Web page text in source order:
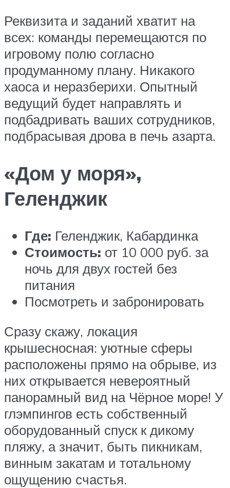
Реквизита и заданий хватит на
всех: команды перемещаются по
игровому полю согласно
продуманному плану. Никакого
хаоса и неразберихи. Опытный
ведущий будет направлять и
подбадривать ваших сотрудников,
подбрасывая дрова в печь азарта.
«Дом у моря»,
Геленджик
Где: Геленджик, Кабардинка
Стоимость: от 10 000 руб. за
ночь для двух гостей без
питания
Посмотреть и забронировать
Сразу скажу, локация
крышесносная: уютные сферы
расположены прямо на обрыве, из
них открывается невероятный
панорамный вид на Чёрное море! У
глэмпингов есть собственный
оборудованный спуск к дикому
пляжу, а значит, быть пикникам,
винным закатам и тотальному
ощущению счастья.